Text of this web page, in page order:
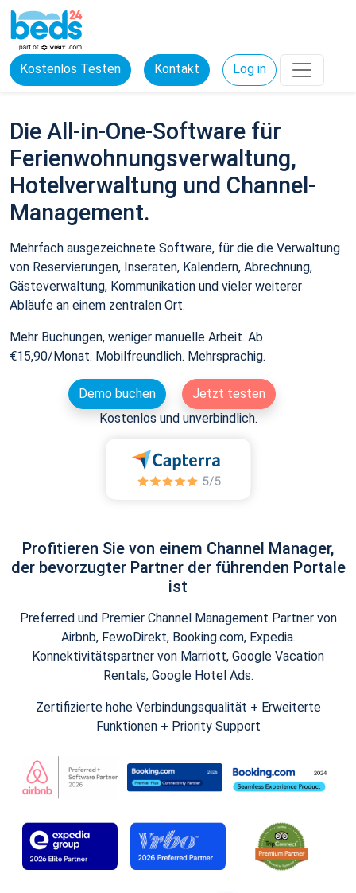
Kostenlos Testen Kontakt Log in
Die All-in-One-Software für
Ferienwohnungsverwaltung,
Hotelverwaltung und Channel-
Management.
Mehrfach ausgezeichnete Software, für die die Verwaltung
von Reservierungen, Inseraten, Kalendern, Abrechnung,
Gästeverwaltung, Kommunikation und vieler weiterer
Abläufe an einem zentralen Ort.
Mehr Buchungen, weniger manuelle Arbeit. Ab
€15,90/Monat. Mobilfreundlich. Mehrsprachig.
Demo buchen
Jetzt testen
Kostenlos und unverbindlich.
Profitieren Sie von einem Channel Manager,
der bevorzugter Partner der führenden Portale
ist
Preferred und Premier Channel Management Partner von
Airbnb, FewoDirekt, Booking.com, Expedia.
Konnektivitätspartner von Marriott, Google Vacation
Rentals, Google Hotel Ads.
Zertifizierte hohe Verbindungsqualität + Erweiterte
Funktionen + Priority Support